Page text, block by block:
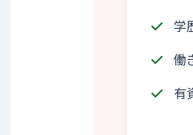
学
働
有